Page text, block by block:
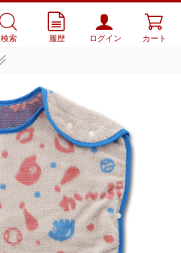
検索 履歴 ログイン カート